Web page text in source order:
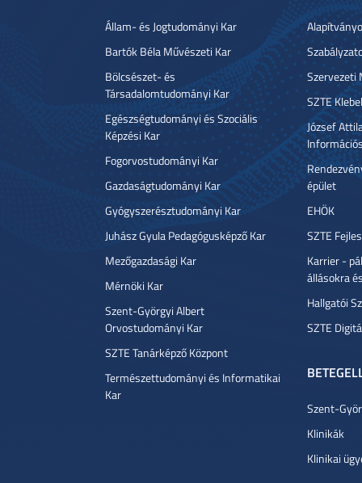
Állam- és Jogtudományi Kar
Bartók Béla Művészeti Kar
Bölcsészet- és
Társadalomtudományi Kar
Egészségtudományi és Szociális
Képzési Kar
Fogorvostudományi Kar
Gazdaságtudományi Kar
Gyógyszerésztudományi Kar
Juhász Gyula Pedagógusképző Kar
Mezőgazdasági Kar
Mérnöki Kar
Szent-Györgyi Albert
Orvostudományi Kar
SZTE Tanárképző Központ
Természettudományi és Informatikai
Kar
Szervezeti
SZTE
József
épület
EHÖK
SZTE
Karrier -
állásokra
Hallgatói
SZTE
Szent-
Klinikák
Klinikai